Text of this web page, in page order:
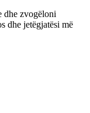
dhe zvogëloni
dhe jetëgjatësi më